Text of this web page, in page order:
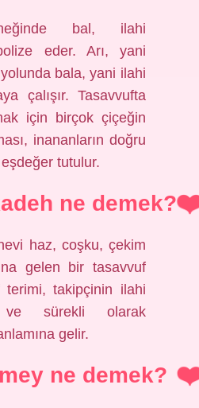
bal, ilahi
eder. Arı, yani
bala, yani ilahi
çalışır. Tasavvufta
için birçok çiçeğin
inananların doğru
tutulur.
ne demek?
haz, coşku, çekim
gelen bir tasavvuf
terimi, takipçinin ilahi
sürekli olarak
gelir.
ne demek?